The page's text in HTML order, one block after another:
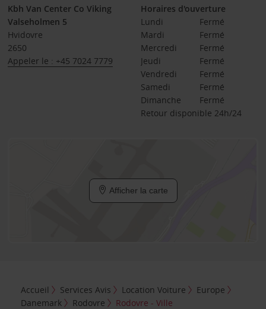
Kbh Van Center Co Viking
Valseholmen 5
Hvidovre
2650
Appeler le : +45 7024 7779
Horaires d'ouverture
Lundi
Fermé
Mardi
Fermé
Mercredi
Fermé
Jeudi
Fermé
Vendredi
Fermé
Samedi
Fermé
Dimanche
Fermé
Retour disponible 24h/24
Afficher la carte
Accueil Services Avis Location Voiture
Europe
Danemark
Rodovre Rodovre - Ville